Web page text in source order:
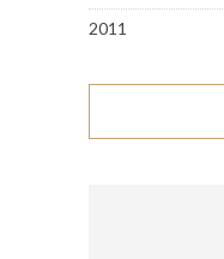
2011